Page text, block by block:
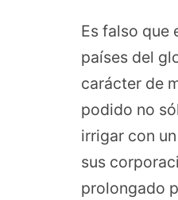
Es falso que
países del
carácter de
podido no
irrigar con
sus
prolongado